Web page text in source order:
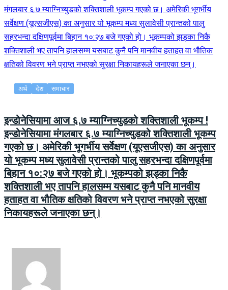
अर्थ देश समाचार
इन्डोनेसियामा आज ६.७ म्याग्निच्युडको शक्तिशाली भूकम्प !
इन्डोनेसियामा मंगलबार ६.७ म्याग्निच्युडको शक्तिशाली भूकम्प
गएको छ। अमेरिकी भूगर्भीय सर्वेक्षण (यूएसजीएस) का अनुसार
यो भूकम्प मध्य सुलावेसी प्रान्तको पालु सहरभन्दा दक्षिणपूर्वमा
बिहान १०:२७ बजे गएको हो। भूकम्पको झड्का निकै
शक्तिशाली भए तापनि हालसम्म यसबाट कुनै पनि मानवीय
हताहत वा भौतिक क्षतिको विवरण भने प्राप्त नभएको सुरक्षा
निकायहरूले जनाएका छन्।